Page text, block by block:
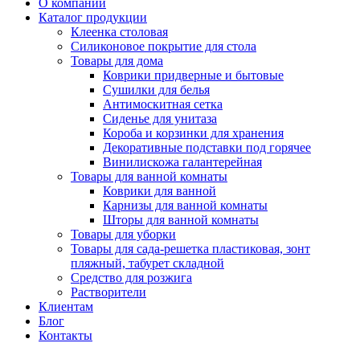
Каталог продукции
Клеенка столовая
Силиконовое покрытие для стола
Товары для дома
Коврики придверные и бытовые
Сушилки для белья
Антимоскитная сетка
Сиденье для унитаза
Короба и корзинки для хранения
Декоративные подставки под горячее
Винилискожа галантерейная
Товары для ванной комнаты
Коврики для ванной
Карнизы для ванной комнаты
Шторы для ванной комнаты
Товары для уборки
Товары для сада-решетка пластиковая, зонт
пляжный, табурет складной
Средство для розжига
Растворители
Клиентам
Блог
Контакты